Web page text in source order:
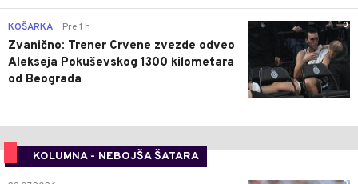
0
KOŠARKA Pre 1 h
Zvanično: Trener Crvene zvezde odveo
Alekseja Pokuševskog 1300 kilometara
od Beograda
KOLUMNA - NEBOJŠA ŠATARA